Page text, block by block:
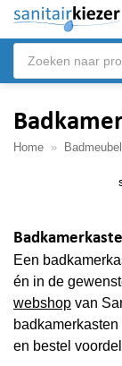
Ga
inhoud
Producten
zoeken
Home »
Een
én in de
webshop van
en bestel